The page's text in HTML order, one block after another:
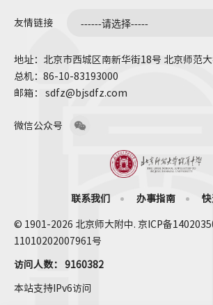
友情链接
地址：北京市西城区南新华街18号 北京师范
总机：86-10-83193000
邮箱： sdfz@bjsdfz.com
微信公众号
联系我们 办事指南
© 1901-2026 北京师大附中. 京ICP备
11010202007961号
访问人数： 9160382
本站支持IPv6访问